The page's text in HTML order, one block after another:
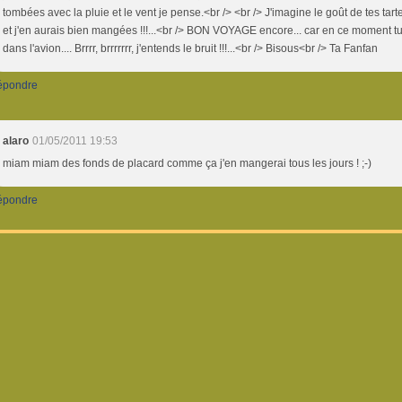
tombées avec la pluie et le vent je pense.<br /> <br /> J'imagine le goût de tes
et j'en aurais bien mangées !!!...<br /> BON VOYAGE encore... car en ce moment
dans l'avion.... Brrrr, brrrrrrr, j'entends le bruit !!!...<br /> Bisous<br /> Ta Fanfan
alaro 01/05/2011 19:53
miam miam des fonds de placard comme ça j'en mangerai tous les jours ! ;-)